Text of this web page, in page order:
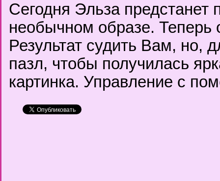
Сегодня Эльза
необычном образе. Теперь
Результат судить Вам, но,
пазл, чтобы получилась
картинка. Управление с